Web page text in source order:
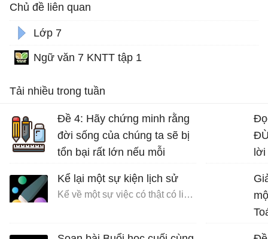
Chủ đề liên quan
Lớp 7
Ngữ văn 7 KNTT tập 1
Tải nhiều trong tuần
Đề 4: Hãy chứng minh rằng
đời sống của chúng ta sẽ bị
tổn bại rất lớn nếu mỗi
vệ môi trường sống.
Bài văn mẫu lớp 7 số 5 đề 4
Kể lại một sự kiện lịch sử
Kể về một sự việc có thật có liên quan đến nhân vật hoặc sự kiện lịch sử